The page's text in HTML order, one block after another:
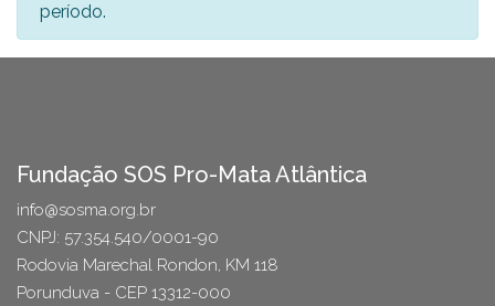
período.
Fundação SOS Pro-Mata Atlântica
info@sosma.org.br
CNPJ: 57.354.540/0001-90
Rodovia Marechal Rondon, KM 118
Porunduva - CEP 13312-000